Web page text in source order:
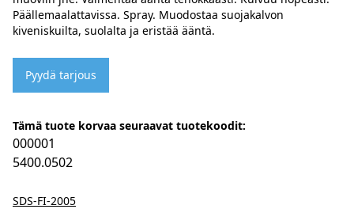
Päällemaalattavissa. Spray. Muodostaa suojakalvon
kiveniskuilta, suolalta ja eristää ääntä.
Pyydä tarjous
Tämä tuote korvaa seuraavat tuotekoodit:
000001
5400.0502
SDS-FI-2005